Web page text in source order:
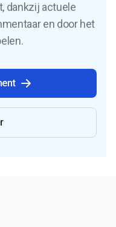
dankzij actuele
en door het